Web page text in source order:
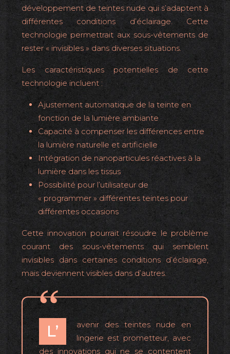
développement de teintes nude qui s’adaptent à
différentes conditions d’éclairage. Cette
technologie permettrait aux sous-vêtements de
rester « invisibles » dans diverses situations.
Les caractéristiques potentielles de cette
technologie incluent :
Ajustement automatique de la teinte en
fonction de la lumière ambiante
Capacité à compenser les différences entre
la lumière naturelle et artificielle
Intégration de nanoparticules réactives à la
lumière dans les tissus
Possibilité pour l’utilisateur de
« programmer » différentes teintes pour
différentes occasions
Cette innovation pourrait résoudre le problème
courant des sous-vêtements qui semblent
invisibles dans certaines conditions d’éclairage,
mais deviennent visibles dans d’autres.
L’
avenir des teintes nude en
lingerie est prometteur, avec
des innovations qui ne se contentent